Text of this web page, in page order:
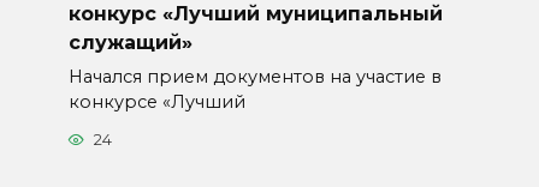
конкурс «Лучший муниципальный
служащий»
Начался прием документов на участие в
конкурсе «Лучший
24